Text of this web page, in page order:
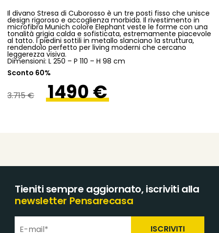
Il divano Stresa di Cuborosso è un tre posti fisso che unisce
design rigoroso e accoglienza morbida. Il rivestimento in
microfibra Munich colore Elephant veste le forme con una
tonalità grigia calda e sofisticata, estremamente piacevole
al tatto. I piedini sottili in metallo slanciano la struttura,
rendendolo perfetto per living moderni che cercano
leggerezza visiva.
Dimensioni: L 250 – P 110 – H 98 cm
Sconto 60%
3.715 € 1490 €
Tieniti sempre aggiornato, iscriviti alla
newsletter Pensarecasa
ISCRIVITI